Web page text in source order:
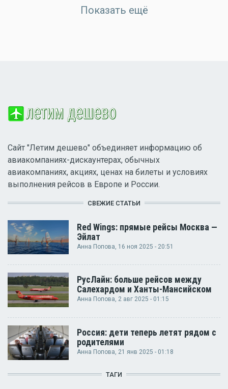
Показать ещё
Сайт "Летим дешево" объединяет информацию об
авиакомпаниях-дискаунтерах, обычных
авиакомпаниях, акциях, ценах на билеты и условиях
выполнения рейсов в Европе и России.
СВЕЖИЕ СТАТЬИ
Red Wings: прямые рейсы Москва —
Эйлат
Анна Попова, 16 ноя 2025 - 20:51
РусЛайн: больше рейсов между
Салехардом и Ханты-Мансийском
Анна Попова, 2 авг 2025 - 01:15
Россия: дети теперь летят рядом с
родителями
Анна Попова, 21 янв 2025 - 01:18
ТАГИ